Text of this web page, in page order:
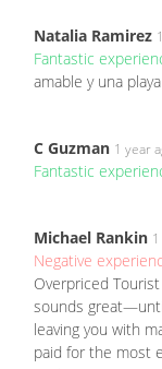
Natalia Ramirez
Fantastic
amable y una
C Guzman 1 year
Fantastic
Michael Rankin
Negative
Overpriced
sounds
leaving you with
paid for the most